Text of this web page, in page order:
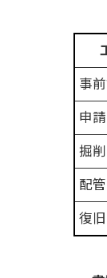
事
申請
掘
配
復